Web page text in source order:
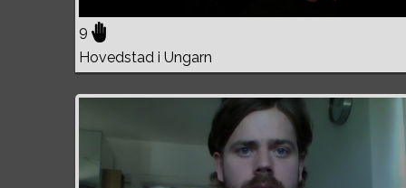
9
Hovedstad i Ungarn